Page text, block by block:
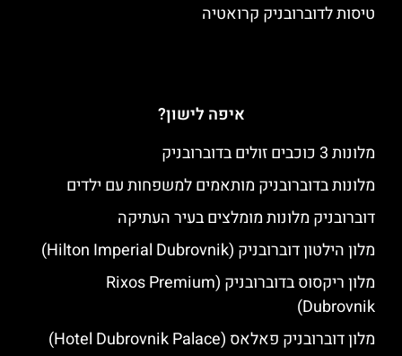
טיסות לדוברובניק קרואטיה
איפה לישון?
מלונות 3 כוכבים זולים בדוברובניק
מלונות בדוברובניק מותאמים למשפחות עם ילדים
דוברובניק מלונות מומלצים בעיר העתיקה
מלון הילטון דוברובניק (Hilton Imperial Dubrovnik)
מלון ריקסוס בדוברובניק (Rixos Premium
Dubrovnik)
מלון דוברובניק פאלאס (Hotel Dubrovnik Palace)